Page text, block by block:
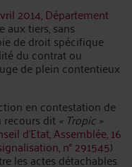
2014, Département
aux tiers, sans
de droit spécifique
du contrat ou
de plein contentieux
en contestation de
recours dit« Tropic »
d’Etat, Assemblée, 16
n° 291545)
les actes détachables